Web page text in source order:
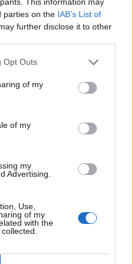
parties on the IAB’s List of
further disclose it to other
Opt Outs
of my
of my
my
Advertising.
Use,
of my
with the